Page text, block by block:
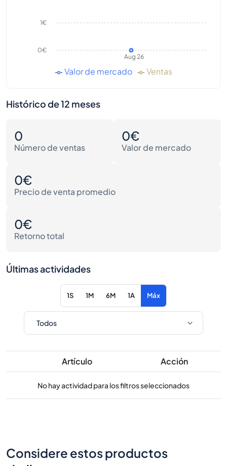
Aug 26
0€
1€
Valor de mercado Ventas
Histórico de 12 meses
0
Número de ventas
0€
Valor de mercado
0€
Precio de venta promedio
0€
Retorno total
Últimas actividades
1S 1M 6M 1A Máx
Artículo Acción
No hay actividad para los filtros seleccionados
Considere estos productos